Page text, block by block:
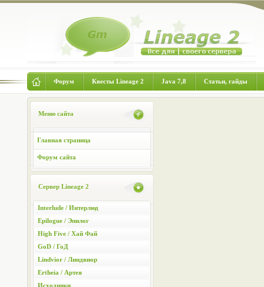
Форум Квесты Lineage 2 Java 7,8 Статьи, гайды
Меню сайта
Главная страница
Форум сайта
Сервер Lineage 2
Interlude / Интерлюд
Epilogue / Эпилог
High Five / Хай Фай
GoD / ГоД
Lindvior / Линдвиор
Ertheia / Артея
Исходники